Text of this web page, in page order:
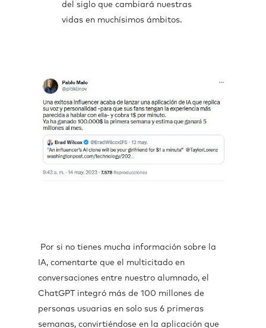
del siglo que cambiará nuestras
vidas en muchísimos ámbitos.
Por si no tienes mucha información sobre la
IA, comentarte que el multicitado en
conversaciones entre nuestro alumnado, el
ChatGPT integró más de 100 millones de
personas usuarias en solo sus 6 primeras
semanas, convirtiéndose en la aplicación que